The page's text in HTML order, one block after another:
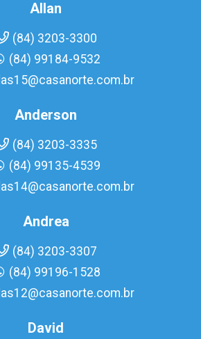
Allan
(84) 3203-3300
(84) 99184-9532
Anderson
(84) 3203-3335
(84) 99135-4539
Andrea
(84) 3203-3307
(84) 99196-1528
David